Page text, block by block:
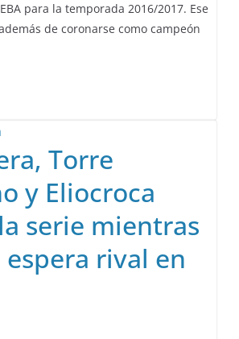
para la temporada 2016/2017. Ese
de coronarse como campeón
Torre
y Eliocroca
serie mientras
espera rival en